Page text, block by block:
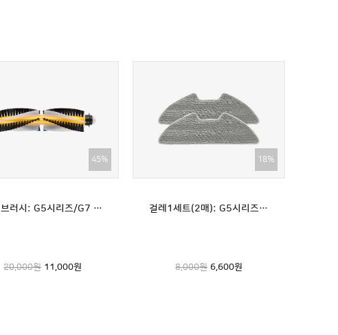
45%
메인브러시: G5시리즈/G7 전용(G5맥스 호환불가)
20,000원 11,000원
18%
걸레1세트(2매): G5시리즈/G7 전용(G5맥스 호환불가)
8,000원 6,600원
걸레(2매): G10 전용
7,700원
메인브러시: G10 전용
11,000원